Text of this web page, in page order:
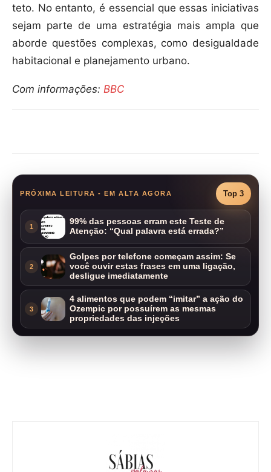
teto. No entanto, é essencial que essas iniciativas
sejam parte de uma estratégia mais ampla que
aborde questões complexas, como desigualdade
habitacional e planejamento urbano.
Com informações: BBC
PRÓXIMA LEITURA - EM ALTA AGORA Top 3
1
99% das pessoas erram este Teste de
Atenção: “Qual palavra está errada?”
2
Golpes por telefone começam assim: Se
você ouvir estas frases em uma ligação,
desligue imediatamente
3
4 alimentos que podem “imitar” a ação do
Ozempic por possuírem as mesmas
propriedades das injeções